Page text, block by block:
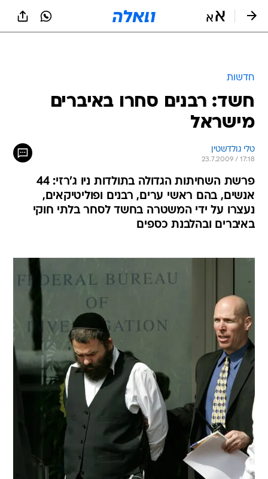
חדשות
חשד: רבנים סחרו באיברים
מישראל
טלי גולדשטין
23.7.2009 / 17:18
פרשת השחיתות הגדולה בתולדות ניו ג'רזי: 44
אנשים, בהם ראשי ערים, רבנים ופוליטיקאים,
נעצרו על ידי המשטרה בחשד לסחר בלתי חוקי
באיברים ובהלבנת כספים